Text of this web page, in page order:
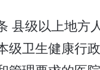
县级以上地方
级卫生健康行